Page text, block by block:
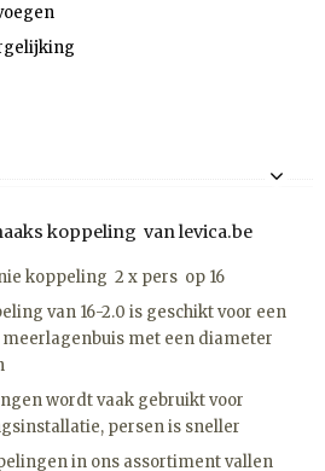
koppeling van levica.be
koppeling 2 x pers op 16
van 16-2.0 is geschikt voor een
met een diameter
wordt vaak gebruikt voor
persen is sneller
in ons assortiment vallen